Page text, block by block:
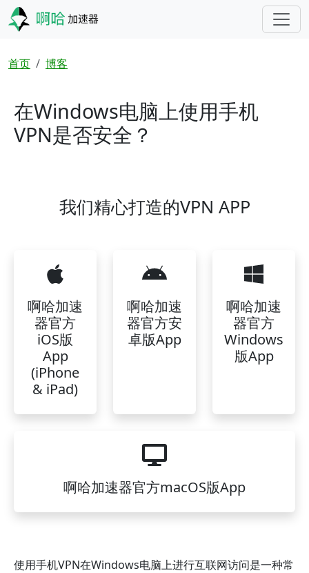
跳转到主要内容
面包屑
首页 博客
在Windows电脑上使用手机
VPN是否安全？
我们精心打造的VPN APP
啊哈加速
器官方
iOS版
App
(iPhone
& iPad)
啊哈加速
器官方安
卓版App
啊哈加速
器官方
Windows
版App
啊哈加速器官方macOS版App
使用手机VPN在Windows电脑上进行互联网访问是一种常